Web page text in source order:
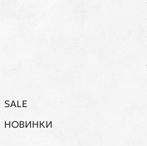
SALE
НОВИНКИ